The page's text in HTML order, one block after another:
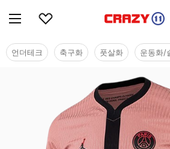
언더테크 축구화 풋살화 운동화/